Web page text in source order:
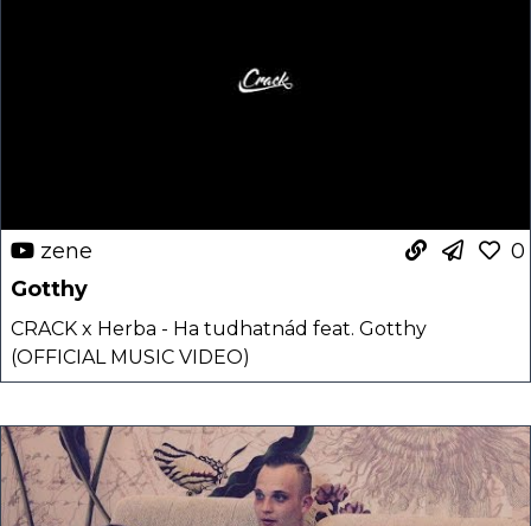
zene
0
Gotthy
CRACK x Herba - Ha tudhatnád feat. Gotthy
(OFFICIAL MUSIC VIDEO)